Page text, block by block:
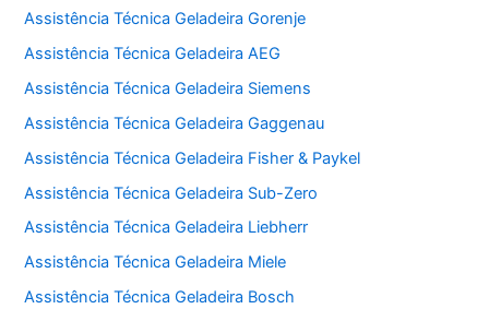
Assistência Técnica Geladeira Gorenje
Assistência Técnica Geladeira AEG
Assistência Técnica Geladeira Siemens
Assistência Técnica Geladeira Gaggenau
Assistência Técnica Geladeira Fisher & Paykel
Assistência Técnica Geladeira Sub-Zero
Assistência Técnica Geladeira Liebherr
Assistência Técnica Geladeira Miele
Assistência Técnica Geladeira Bosch